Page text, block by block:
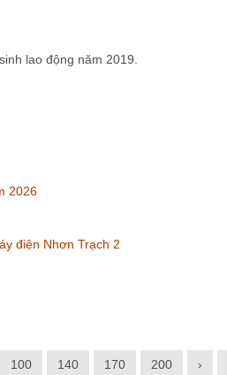
lao động năm 2019.
2026
điện Nhơn Trạch 2
100 140 170 200 ›